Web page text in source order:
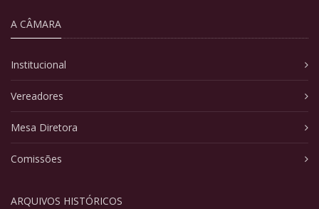
A CÂMARA
Institucional
Vereadores
Mesa Diretora
Comissões
ARQUIVOS HISTÓRICOS